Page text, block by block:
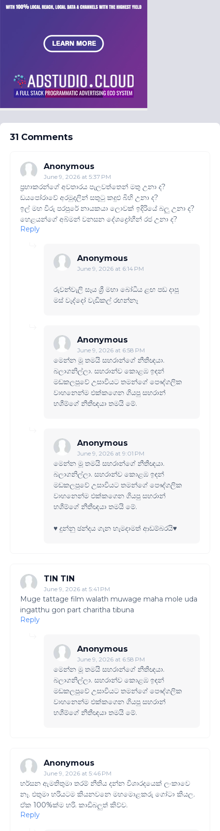
31 Comments
Anonymous
June 9, 2026 at 5:37 PM
ප්‍රභාකරන්ගේ අවතාරය පැලවත්තෙන් මතු උනා ද?
ඩයපෝරාවේ අරමුදලින් සතුටු කදුළු බිහි උනා ද?
ඉල් මහ විරු පරපුරේ නායකයා ලොවක් ඉදිරියේ බලු උනා ද?
හෙළයන්ගේ අබ්මන් වනසන දේශද්‍රෝහීන් රජ උනා ද?
Reply
Anonymous
June 9, 2026 at 6:14 PM
රුවන්වැලි සෑය ශ්‍රී මහා බෝධිය ළඟ පඩ දාපු
මස් වැද්දෝ වැඩිකල් රඟන්නෑ
Anonymous
June 9, 2026 at 6:58 PM
මෙන්න මූ තමයි සහරාන්ගේ නීතීඥයා.
බලාගනිල්ලා. සහරාන්ව කොළඹ ඉඳන්
මඩකලපුවේ උසාවියට තමන්ගේ පෞද්ගලික
වාහනෙන්ම එක්කගෙන ගියපු සහරාන්
හශීම්ගේ නීතීඥයා තමයි මේ.
Anonymous
June 9, 2026 at 9:01 PM
මෙන්න මූ තමයි සහරාන්ගේ නීතීඥයා.
බලාගනිල්ලා. සහරාන්ව කොළඹ ඉඳන්
මඩකලපුවේ උසාවියට තමන්ගේ පෞද්ගලික
වාහනෙන්ම එක්කගෙන ගියපු සහරාන්
හශීම්ගේ නීතීඥයා තමයි මේ.
♥️ දුන්නු ඡන්දය ගැන හැමදාමත් ආඩම්බරයි♥️
TIN TIN
June 9, 2026 at 5:41 PM
Muge tattage film walath muwage maha mole uda
ingatthu gon part charitha tibuna
Reply
Anonymous
June 9, 2026 at 6:58 PM
මෙන්න මූ තමයි සහරාන්ගේ නීතීඥයා.
බලාගනිල්ලා. සහරාන්ව කොළඹ ඉඳන්
මඩකලපුවේ උසාවියට තමන්ගේ පෞද්ගලික
වාහනෙන්ම එක්කගෙන ගියපු සහරාන්
හශීම්ගේ නීතීඥයා තමයි මේ.
Anonymous
June 9, 2026 at 5:46 PM
හර්සන ඇමතිතුමා තරම් නීතිය දන්න විශාරදයෙක් ලංකාවෙ
නෑ. එතුමා හරියටම කියනවනෙ මහමොළකරු ගෝටා කියල.
ඒක 100%ක්ම හරි. කාඩිබලුත් කිව්ව.
Reply